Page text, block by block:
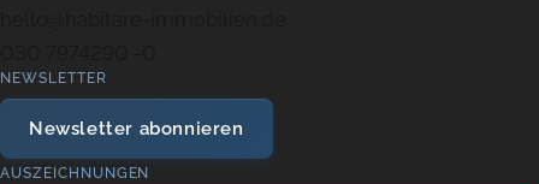
NEWSLETTER
Newsletter abonnieren
AUSZEICHNUNGEN